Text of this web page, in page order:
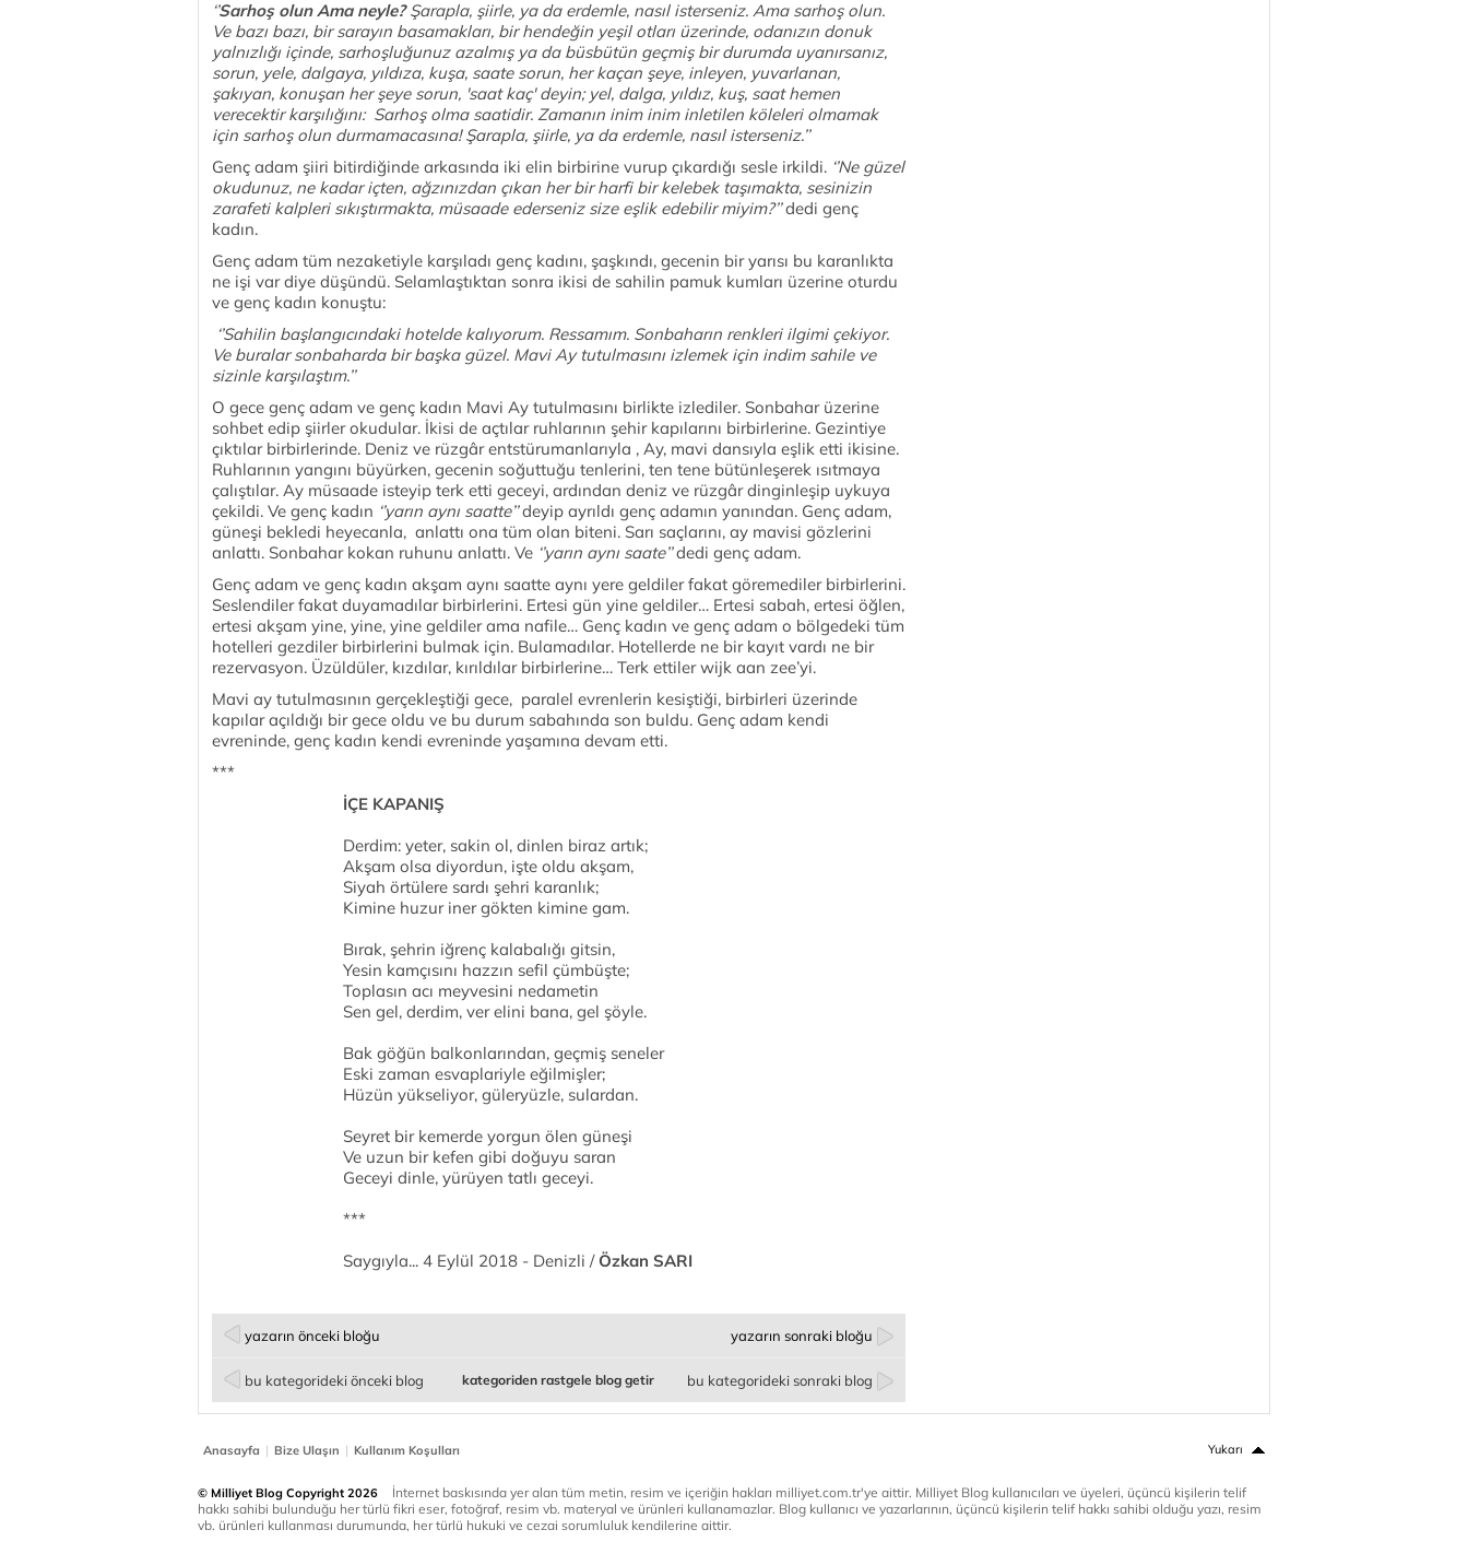
‘’Sarhoş olun Ama neyle?Şarapla, şiirle, ya da erdemle, nasıl isterseniz. Ama sarhoş olun.
Ve bazı bazı, bir sarayın basamakları, bir hendeğin yeşil otları üzerinde, odanızın donuk
yalnızlığı içinde, sarhoşluğunuz azalmış ya da büsbütün geçmiş bir durumda uyanırsanız,
sorun, yele, dalgaya, yıldıza, kuşa, saate sorun, her kaçan şeye, inleyen, yuvarlanan,
şakıyan, konuşan her şeye sorun, 'saat kaç' deyin; yel, dalga, yıldız, kuş, saat hemen
verecektir karşılığını: Sarhoş olma saatidir. Zamanın inim inim inletilen köleleri olmamak
için sarhoş olun durmamacasına! Şarapla, şiirle, ya da erdemle, nasıl isterseniz.’’
Genç adam şiiri bitirdiğinde arkasında iki elin birbirine vurup çıkardığı sesle irkildi. ‘’Ne güzel
okudunuz, ne kadar içten, ağzınızdan çıkan her bir harfi bir kelebek taşımakta, sesinizin
zarafeti kalpleri sıkıştırmakta, müsaade ederseniz size eşlik edebilir miyim?’’dedi genç
kadın.
Genç adam tüm nezaketiyle karşıladı genç kadını, şaşkındı, gecenin bir yarısı bu karanlıkta
ne işi var diye düşündü. Selamlaştıktan sonra ikisi de sahilin pamuk kumları üzerine oturdu
ve genç kadın konuştu:
‘’Sahilin başlangıcındaki hotelde kalıyorum. Ressamım. Sonbaharın renkleri ilgimi çekiyor.
Ve buralar sonbaharda bir başka güzel. Mavi Ay tutulmasını izlemek için indim sahile ve
sizinle karşılaştım.’’
O gece genç adam ve genç kadın Mavi Ay tutulmasını birlikte izlediler. Sonbahar üzerine
sohbet edip şiirler okudular. İkisi de açtılar ruhlarının şehir kapılarını birbirlerine. Gezintiye
çıktılar birbirlerinde. Deniz ve rüzgâr entstürumanlarıyla , Ay, mavi dansıyla eşlik etti ikisine.
Ruhlarının yangını büyürken, gecenin soğuttuğu tenlerini, ten tene bütünleşerek ısıtmaya
çalıştılar. Ay müsaade isteyip terk etti geceyi, ardından deniz ve rüzgâr dinginleşip uykuya
çekildi. Ve genç kadın ‘’yarın aynı saatte’’deyip ayrıldı genç adamın yanından. Genç adam,
güneşi bekledi heyecanla, anlattı ona tüm olan biteni. Sarı saçlarını, ay mavisi gözlerini
anlattı. Sonbahar kokan ruhunu anlattı. Ve ‘’yarın aynı saate’’dedi genç adam.
Genç adam ve genç kadın akşam aynı saatte aynı yere geldiler fakat göremediler birbirlerini.
Seslendiler fakat duyamadılar birbirlerini. Ertesi gün yine geldiler… Ertesi sabah, ertesi öğlen,
ertesi akşam yine, yine, yine geldiler ama nafile… Genç kadın ve genç adam o bölgedeki tüm
hotelleri gezdiler birbirlerini bulmak için. Bulamadılar. Hotellerde ne bir kayıt vardı ne bir
rezervasyon. Üzüldüler, kızdılar, kırıldılar birbirlerine… Terk ettiler wijk aan zee’yi.
Mavi ay tutulmasının gerçekleştiği gece, paralel evrenlerin kesiştiği, birbirleri üzerinde
kapılar açıldığı bir gece oldu ve bu durum sabahında son buldu. Genç adam kendi
evreninde, genç kadın kendi evreninde yaşamına devam etti.
***
İÇE KAPANIŞ
Derdim: yeter, sakin ol, dinlen biraz artık;
Akşam olsa diyordun, işte oldu akşam,
Siyah örtülere sardı şehri karanlık;
Kimine huzur iner gökten kimine gam.
Bırak, şehrin iğrenç kalabalığı gitsin,
Yesin kamçısını hazzın sefil çümbüşte;
Toplasın acı meyvesini nedametin
Sen gel, derdim, ver elini bana, gel şöyle.
Bak göğün balkonlarından, geçmiş seneler
Eski zaman esvaplariyle eğilmişler;
Hüzün yükseliyor, güleryüzle, sulardan.
Seyret bir kemerde yorgun ölen güneşi
Ve uzun bir kefen gibi doğuyu saran
Geceyi dinle, yürüyen tatlı geceyi.
***
Saygıyla... 4 Eylül 2018 - Denizli /Özkan SARI
yazarın önceki bloğu yazarın sonraki bloğu
bu kategorideki önceki blog bu kategorideki sonraki blog
kategoriden rastgele blog getir
Anasayfa | Bize Ulaşın | Kullanım Koşulları Yukarı
© Milliyet Blog Copyright 2026
İnternet baskısında yer alan tüm metin, resim ve içeriğin hakları milliyet.com.tr'ye aittir. Milliyet Blog kullanıcıları ve üyeleri, üçüncü kişilerin telif
hakkı sahibi bulunduğu her türlü fikri eser, fotoğraf, resim vb. materyal ve ürünleri kullanamazlar. Blog kullanıcı ve yazarlarının, üçüncü kişilerin telif hakkı sahibi olduğu yazı, resim
vb. ürünleri kullanması durumunda, her türlü hukuki ve cezai sorumluluk kendilerine aittir.